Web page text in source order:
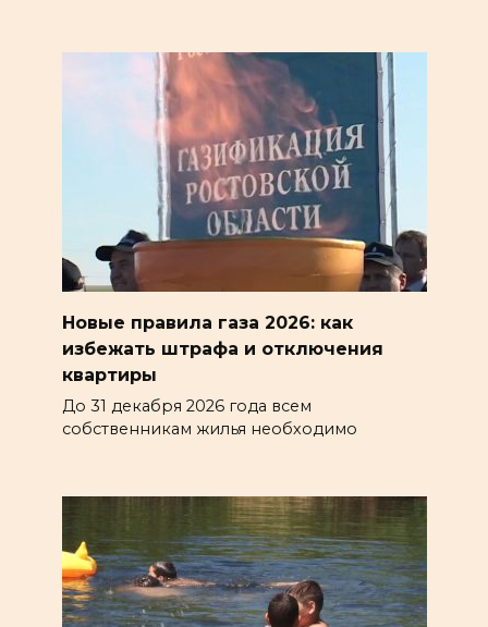
Новые правила газа 2026: как
избежать штрафа и отключения
квартиры
До 31 декабря 2026 года всем
собственникам жилья необходимо